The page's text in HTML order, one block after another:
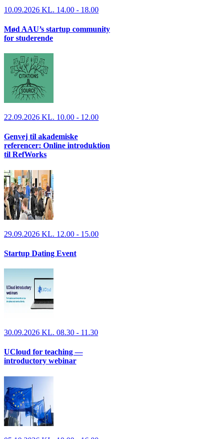
10.09.2026 KL. 14.00 - 18.00
Mød AAU’s startup community
for studerende
22.09.2026 KL. 10.00 - 12.00
Genvej til akademiske
referencer: Online introduktion
til RefWorks
29.09.2026 KL. 12.00 - 15.00
Startup Dating Event
30.09.2026 KL. 08.30 - 11.30
UCloud for teaching —
introductory webinar